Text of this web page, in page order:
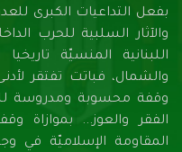
والآثار السلبية للحرب
اللبنانية المنسيّة
والشمال، فباتت تفتقر
وقفة محسوبة ومدروسة
الفقر والعوز... بموازاة
المقاومة الإسلاميّة في